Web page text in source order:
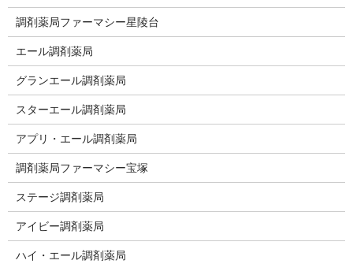
調剤薬局ファーマシー星陵台
エール調剤薬局
グランエール調剤薬局
スターエール調剤薬局
アプリ・エール調剤薬局
調剤薬局ファーマシー宝塚
ステージ調剤薬局
アイビー調剤薬局
ハイ・エール調剤薬局